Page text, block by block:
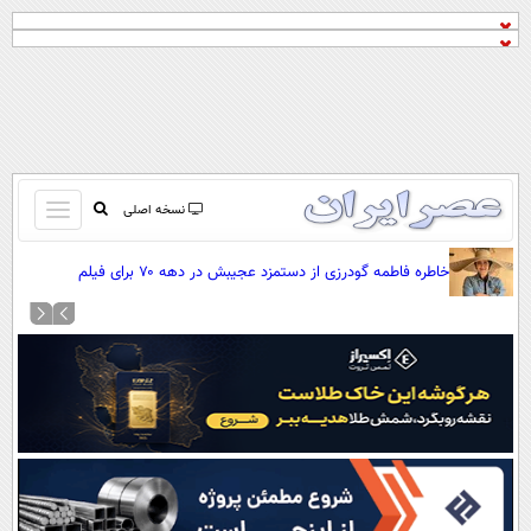
نسخه اصلی
باز
و
کردن
منو
صفحه اول
نظرسنجی
آب و هوا
سواد زندگی
خاطره فاطمه گودرزی از دستمزد عجیبش در دهه ۷۰ برای فیلم